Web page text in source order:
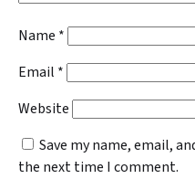
Name *
Email *
Website
Save my name, email,
the next time I comment.